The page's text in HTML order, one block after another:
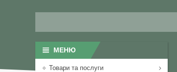
Товари та послуги